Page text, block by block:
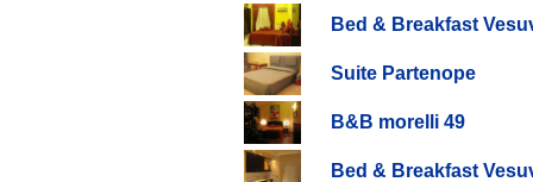
Bed & Breakfast
Suite Partenope
B&B morelli 49
Bed & Breakfast